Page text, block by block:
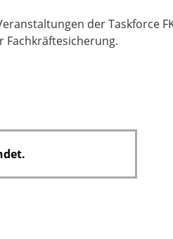
der Taskforce
Fachkräftesicherung.